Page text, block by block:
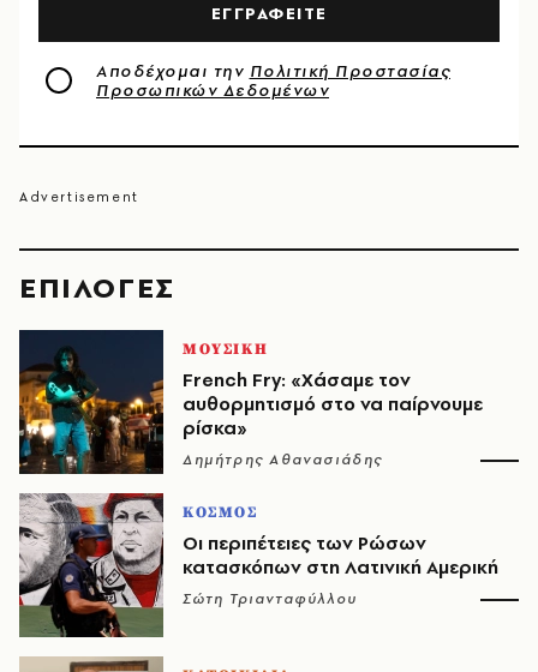
EΠΙΛΟΓΈΣ
ΜΟΥΣΙΚΗ
French Fry: «Χάσαμε τον
αυθορμητισμό στο να παίρνουμε
ρίσκα»
Δημήτρης Αθανασιάδης
ΚΟΣΜΟΣ
Οι περιπέτειες των Ρώσων
κατασκόπων στη Λατινική Αμερική
Σώτη Τριανταφύλλου
ΕΓΓΡΑΦΕΙΤΕ
Αποδέχομαι την Πολιτική Προστασίας
Προσωπικών Δεδομένων